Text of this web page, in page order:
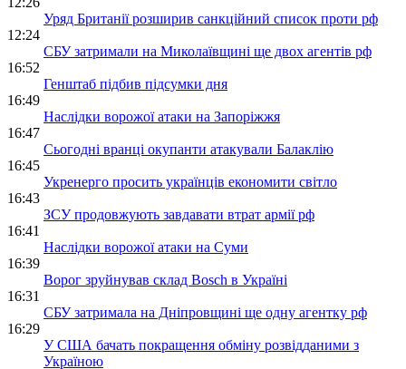
Уряд Британії розширив санкційний список проти рф
12:24
СБУ затримали на Миколаївщині ще двох агентів рф
16:52
Генштаб підбив підсумки дня
16:49
Наслідки ворожої атаки на Запоріжжя
16:47
Сьогодні вранці окупанти атакували Балаклію
16:45
Укренерго просить українців економити світло
16:43
ЗСУ продовжують завдавати втрат армії рф
16:41
Наслідки ворожої атаки на Суми
16:39
Ворог зруйнував склад Bosch в Україні
16:31
СБУ затримала на Дніпровщині ще одну агентку рф
16:29
У США бачать покращення обміну розвідданими з
Україною